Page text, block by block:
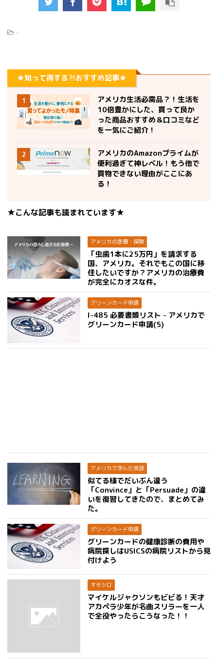
-
★知って得する?!おすすめ記事★
1
アメリカ生活必需品？！生活を
10倍豊かにした、買って良か
った商品おすすめ＆口コミなど
を一気にご紹介！
2
アメリカのAmazonプライムが
便利過ぎて神レベル！もう他で
買物できない理由がここにあ
る！
★こんな記事も読まれています★
アメリカの医療・保険
「虫歯1本に25万円」を請求する
国、アメリカ。それでもこの国に移
住したいですか？アメリカの治療費
が完全にカオスな件。
グリーンカード申請
I-485 必要書類リスト - アメリカで
グリーンカード申請(5)
アメリカで学んだ英語
似てる様でだいぶん違う
「Convince」と「Persuade」の違
いを復習してきたので、まとめてみ
た。
グリーンカード申請
グリーンカードの健康診断の費用や
病院探しはUSICSの病院リストから見
付けよう
オモシロ
マイケルジャクソンもビビる！天才
アカペラ少年が名曲スリラーを一人
で全役やったらこうなった！！